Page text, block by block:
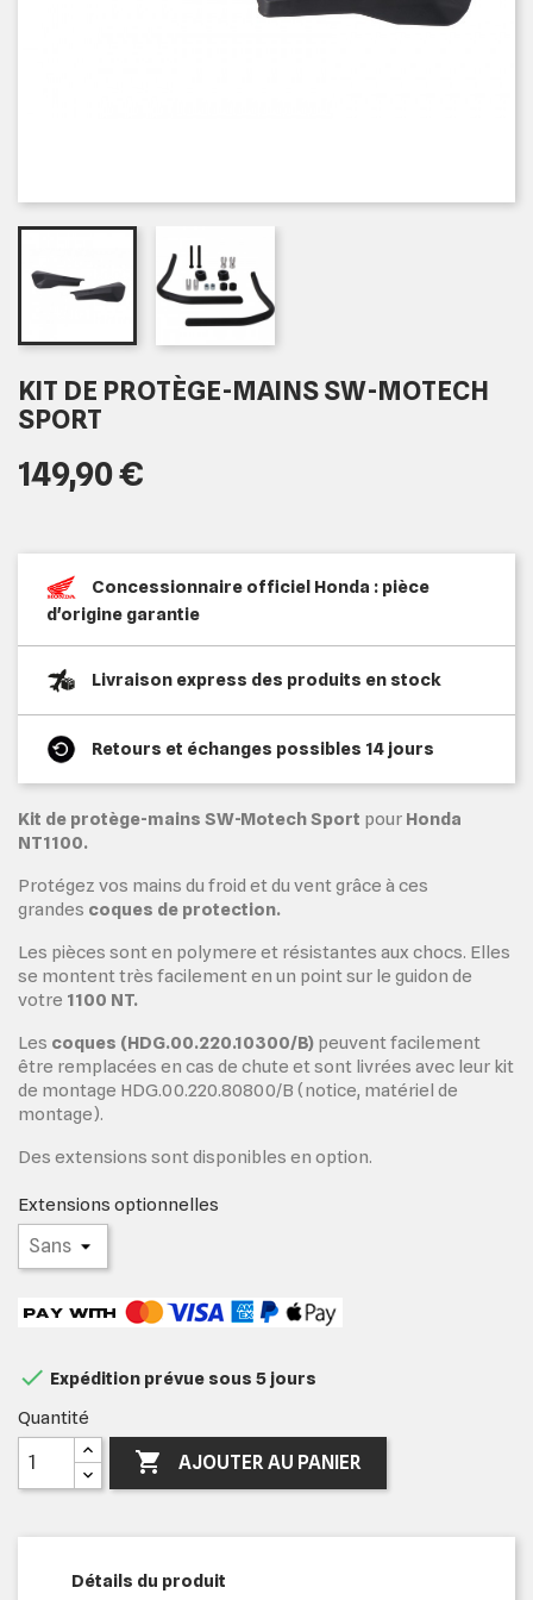
KIT DE PROTÈGE-MAINS SW-MOTECH
SPORT
149,90 €
Concessionnaire officiel Honda : pièce
d'origine garantie
Livraison express des produits en stock
Retours et échanges possibles 14 jours
Kit de protège-mains SW-Motech Sport pour Honda
NT1100.
Protégez vos mains du froid et du vent grâce à ces
grandes coques de protection.
Les pièces sont en polymere et résistantes aux chocs. Elles
se montent très facilement en un point sur le guidon de
votre 1100 NT.
Les coques (HDG.00.220.10300/B) peuvent facilement
être remplacées en cas de chute et sont livrées avec leur kit
de montage HDG.00.220.80800/B (notice, matériel de
montage).
Des extensions sont disponibles en option.
Extensions optionnelles
 Expédition prévue sous 5 jours
Quantité
 AJOUTER AU PANIER
Détails du produit